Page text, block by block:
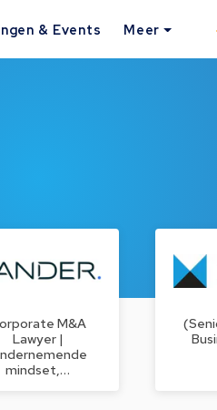
& Events Meer
M&A
Lawyer |
mindset,…